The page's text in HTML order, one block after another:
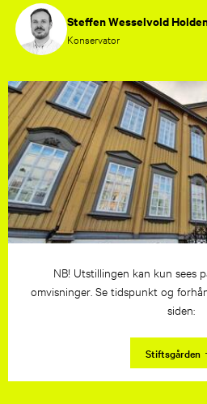
Steffen Wesselvold
Konservator
NB! Utstillingen kan kun sees
omvisninger. Se tidspunkt og
siden:
Stiftsgården